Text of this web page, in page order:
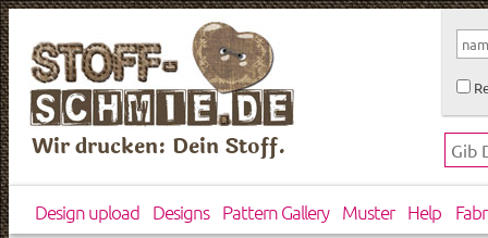
Wir drucken: Dein Stoff.
Design upload Designs Pattern Gallery Muster Help